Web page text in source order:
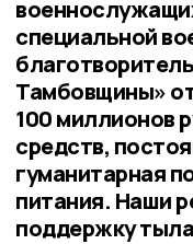
специальной
Тамбовщины»
100 миллионов
средств,
гуманитарная
питания. Наши
поддержку